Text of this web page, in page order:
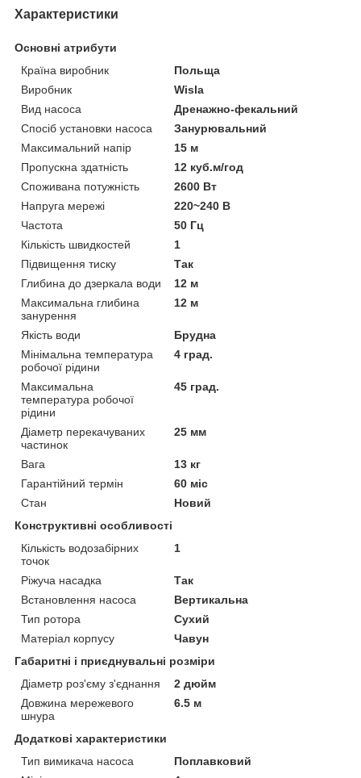
Характеристики
Основні атрибути
Країна виробник
Польща
Виробник
Wisla
Вид насоса
Дренажно-фекальний
Спосіб установки насоса
Занурювальний
Максимальний напір
15 м
Пропускна здатність
12 куб.м/год
Споживана потужність
2600 Вт
Напруга мережі
220~240 В
Частота
50 Гц
Кількість швидкостей
1
Підвищення тиску
Так
Глибина до дзеркала води
12 м
Максимальна глибина
занурення
12 м
Якість води
Брудна
Мінімальна температура
робочої рідини
4 град.
Максимальна
температура робочої
рідини
45 град.
Діаметр перекачуваних
частинок
25 мм
Вага
13 кг
Гарантійний термін
60 міс
Стан
Новий
Конструктивні особливості
Кількість водозабірних
точок
1
Ріжуча насадка
Так
Встановлення насоса
Вертикальна
Тип ротора
Сухий
Матеріал корпусу
Чавун
Габаритні і приєднувальні розміри
Діаметр роз'єму з'єднання
2 дюйм
Довжина мережевого
шнура
6.5 м
Додаткові характеристики
Тип вимикача насоса
Поплавковий